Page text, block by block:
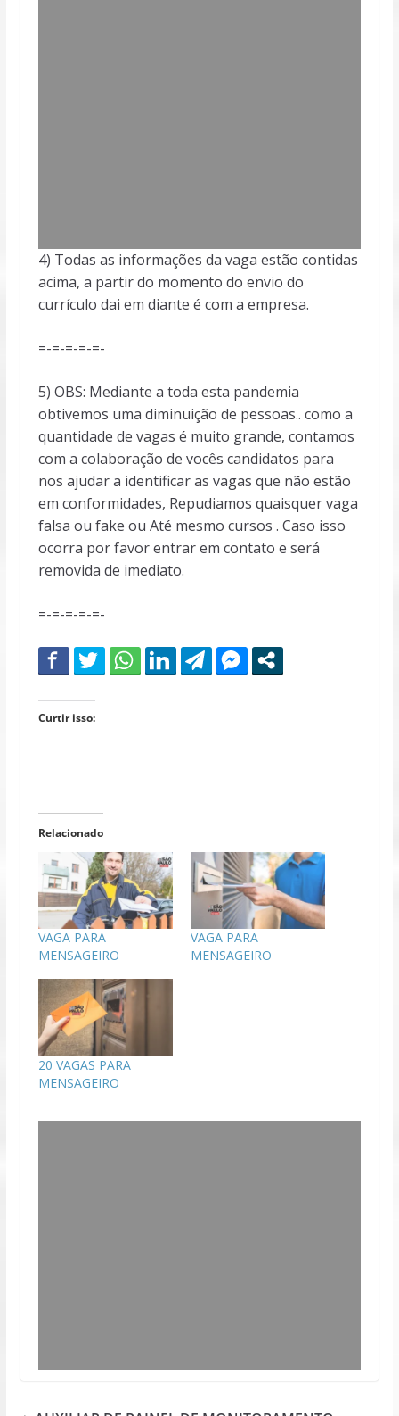
4) Todas as informações da vaga estão contidas
acima, a partir do momento do envio do
currículo dai em diante é com a empresa.
=-=-=-=-=-
5) OBS: Mediante a toda esta pandemia
obtivemos uma diminuição de pessoas.. como a
quantidade de vagas é muito grande, contamos
com a colaboração de vocês candidatos para
nos ajudar a identificar as vagas que não estão
em conformidades, Repudiamos quaisquer vaga
falsa ou fake ou Até mesmo cursos . Caso isso
ocorra por favor entrar em contato e será
removida de imediato.
=-=-=-=-=-
Curtir isso:
Relacionado
VAGA PARA
MENSAGEIRO
VAGA PARA
MENSAGEIRO
20 VAGAS PARA
MENSAGEIRO